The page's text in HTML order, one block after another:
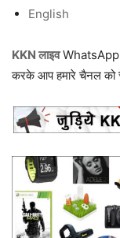
English
KKN लाइवWhatsApp
करके आप हमारे चैनल को